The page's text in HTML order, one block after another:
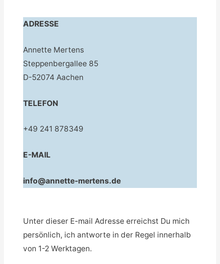
ADRESSE
Annette Mertens
Steppenbergallee 85
D-52074 Aachen
TELEFON
+49 241 878349
E-MAIL
info@annette-mertens.de
Unter dieser E-mail Adresse erreichst Du mich
persönlich, ich antworte in der Regel innerhalb
von 1-2 Werktagen.